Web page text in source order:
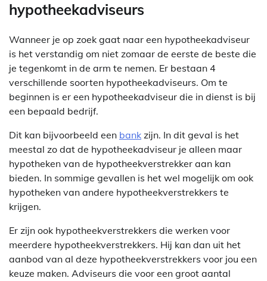
hypotheekadviseurs
Wanneer je op zoek gaat naar een hypotheekadviseur
is het verstandig om niet zomaar de eerste de beste die
je tegenkomt in de arm te nemen. Er bestaan 4
verschillende soorten hypotheekadviseurs. Om te
beginnen is er een hypotheekadviseur die in dienst is bij
een bepaald bedrijf.
Dit kan bijvoorbeeld een bank zijn. In dit geval is het
meestal zo dat de hypotheekadviseur je alleen maar
hypotheken van de hypotheekverstrekker aan kan
bieden. In sommige gevallen is het wel mogelijk om ook
hypotheken van andere hypotheekverstrekkers te
krijgen.
Er zijn ook hypotheekverstrekkers die werken voor
meerdere hypotheekverstrekkers. Hij kan dan uit het
aanbod van al deze hypotheekverstrekkers voor jou een
keuze maken. Adviseurs die voor een groot aantal